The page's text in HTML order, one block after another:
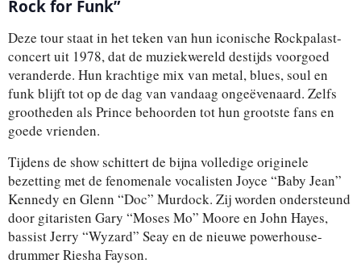
Rock for Funk”
Deze tour staat in het teken van hun iconische Rockpalast-
concert uit 1978, dat de muziekwereld destijds voorgoed
veranderde. Hun krachtige mix van metal, blues, soul en
funk blijft tot op de dag van vandaag ongeëvenaard. Zelfs
grootheden als Prince behoorden tot hun grootste fans en
goede vrienden.
Tijdens de show schittert de bijna volledige originele
bezetting met de fenomenale vocalisten Joyce “Baby Jean”
Kennedy en Glenn “Doc” Murdock. Zij worden ondersteund
door gitaristen Gary “Moses Mo” Moore en John Hayes,
bassist Jerry “Wyzard” Seay en de nieuwe powerhouse-
drummer Riesha Fayson.